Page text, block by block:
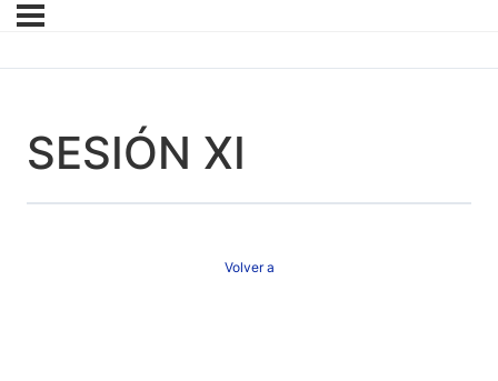
SESIÓN XI
Volver a